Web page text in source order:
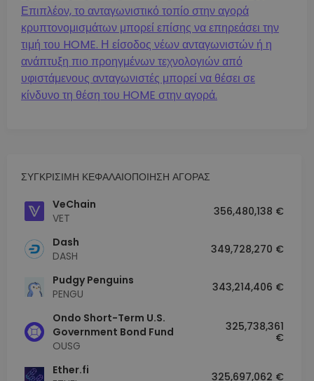
Επιπλέον, το ανταγωνιστικό τοπίο στην αγορά
κρυπτονομισμάτων μπορεί επίσης να επηρεάσει την
τιμή του HOME. Η είσοδος νέων ανταγωνιστών ή η
ανάπτυξη πιο προηγμένων τεχνολογιών από
υφιστάμενους ανταγωνιστές μπορεί να θέσει σε
κίνδυνο τη θέση του HOME στην αγορά.
ΣΥΓΚΡΙΣΙΜΗ ΚΕΦΑΛΑΙΟΠΟΙΗΣΗ ΑΓΟΡΑΣ
VeChain
VET
356,480,138 €
Dash
DASH
349,728,270 €
Pudgy Penguins
PENGU
343,214,406 €
Ondo Short-Term U.S.
Government Bond Fund
OUSG
325,738,361
€
Ether.fi
325,697,062 €